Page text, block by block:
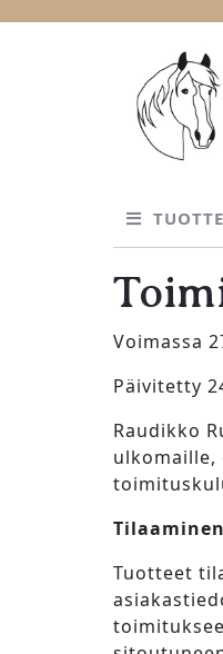
Voimassa
Päivitetty
Raudikko
ulkomaille,
Tilaaminen
Tuotteet